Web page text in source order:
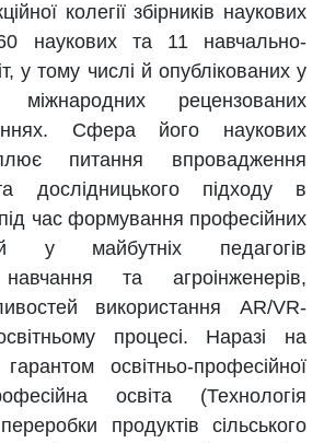
колегії збірників наукових
наукових та 11 навчально-
у тому числі й опублікованих у
міжнародних рецензованих
Сфера його наукових
питання впровадження
дослідницького підходу в
під час формування професійних
у майбутніх педагогів
та агроінженерів,
використання AR/VR-
процесі. Наразі на
освітньо-професійної
освіта (Технологія
продуктів сільського